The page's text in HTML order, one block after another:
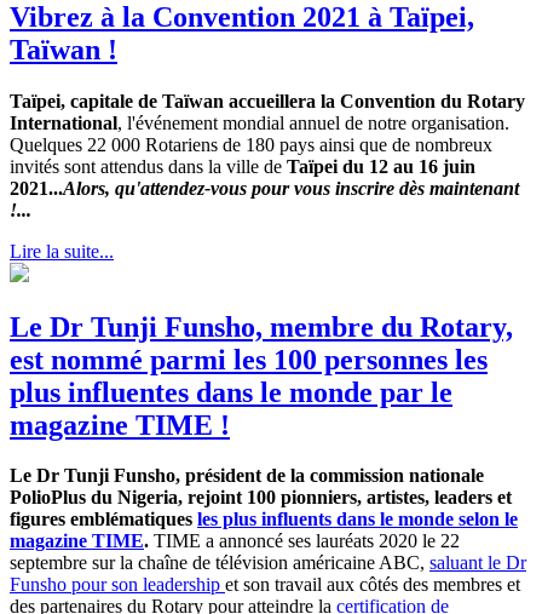
Vibrez à la Convention 2021 à Taïpei,
Taïwan !
Taïpei, capitale de Taïwan accueillera la Convention du Rotary
International, l'événement mondial annuel de notre organisation.
Quelques 22 000 Rotariens de 180 pays ainsi que de nombreux
invités sont attendus dans la ville de Taïpei du 12 au 16 juin
2021...Alors, qu'attendez-vous pour vous inscrire dès maintenant
!...
Lire la suite...
Le Dr Tunji Funsho, membre du Rotary,
est nommé parmi les 100 personnes les
plus influentes dans le monde par le
magazine TIME !
Le Dr Tunji Funsho, président de la commission nationale
PolioPlus du Nigeria, rejoint 100 pionniers, artistes, leaders et
figures emblématiques les plus influents dans le monde selon le
magazine TIME. TIME a annoncé ses lauréats 2020 le 22
septembre sur la chaîne de télévision américaine ABC, saluant le Dr
Funsho pour son leadership et son travail aux côtés des membres et
des partenaires du Rotary pour atteindre la certification de